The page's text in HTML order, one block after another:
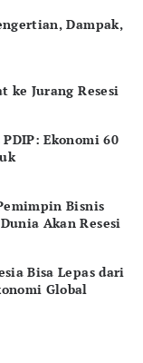
Dampak,
ke Jurang Resesi
Ekonomi 60
Bisnis
Akan Resesi
Bisa Lepas dari
Global